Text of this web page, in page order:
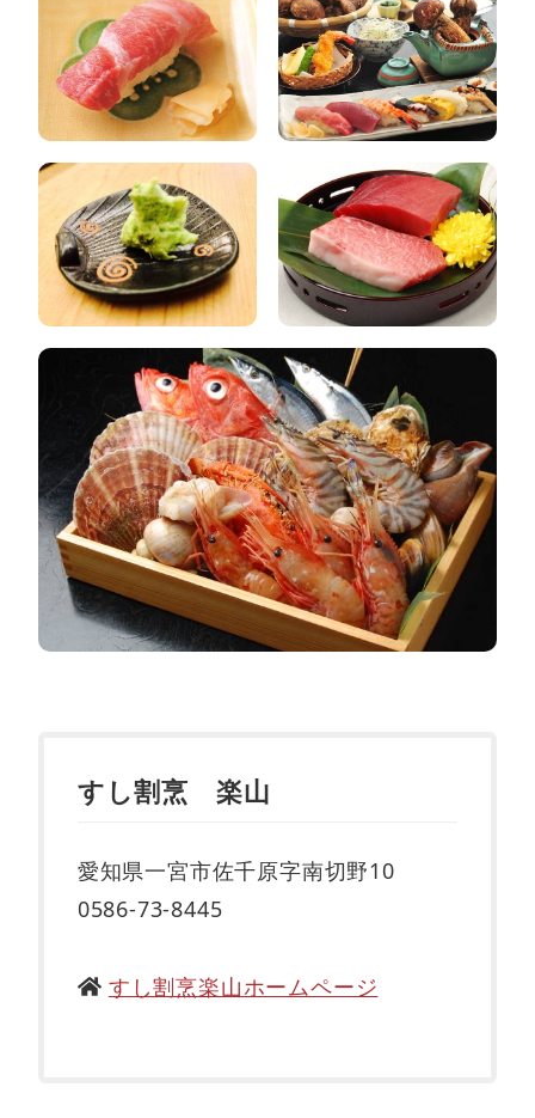
すし割烹 楽山
愛知県一宮市佐千原字南切野10
0586-73-8445
すし割烹楽山ホームページ